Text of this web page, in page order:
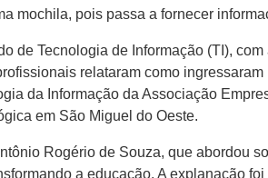
mochila, pois passa a fornecer
de Tecnologia de Informação (TI),
relataram como ingressaram
da Informação da Associação
em São Miguel do Oeste.
Rogério de Souza, que abordou
a educação. A explanação